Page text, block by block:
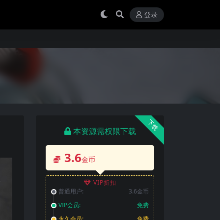
登录
下载
本资源需权限下载
3.6金币
VIP折扣
普通用户:
3.6金币
VIP会员:
免费